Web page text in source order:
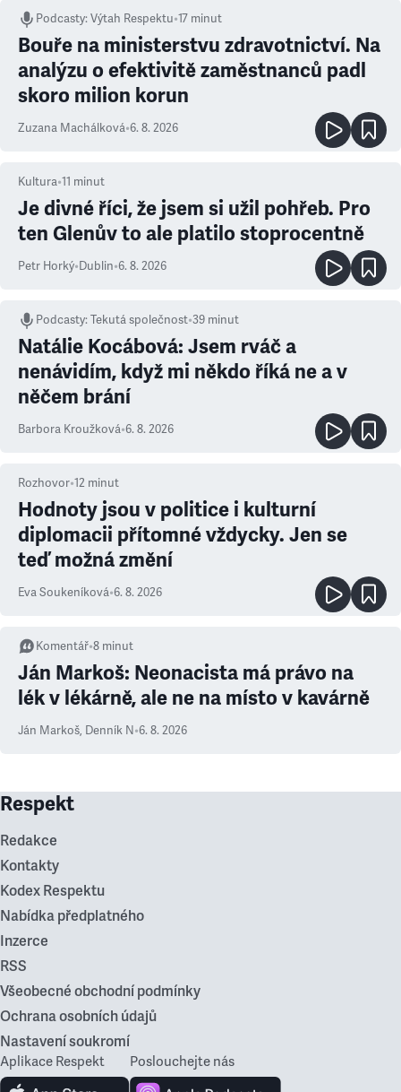
Podcasty:Výtah Respektu•17 minut
Bouře na ministerstvu zdravotnictví. Na
analýzu o efektivitě zaměstnanců padl
skoro milion korun
Zuzana Machálková•6. 8. 2026
Kultura•11 minut
Je divné říci, že jsem si užil pohřeb. Pro
ten Glenův to ale platilo stoprocentně
Petr Horký•Dublin•6. 8. 2026
Podcasty:Tekutá společnost•39 minut
Natálie Kocábová: Jsem rváč a
nenávidím, když mi někdo říká ne a v
něčem brání
Barbora Kroužková•6. 8. 2026
Rozhovor•12 minut
Hodnoty jsou v politice i kulturní
diplomacii přítomné vždycky. Jen se
teď možná změní
Eva Soukeníková•6. 8. 2026
Komentář•8 minut
Ján Markoš: Neonacista má právo na
lék v lékárně, ale ne na místo v kavárně
Ján Markoš, Denník N•6. 8. 2026
Respekt
Redakce
Kontakty
Kodex Respektu
Nabídka předplatného
Inzerce
RSS
Všeobecné obchodní podmínky
Ochrana osobních údajů
Nastavení soukromí
Aplikace Respekt Poslouchejte nás